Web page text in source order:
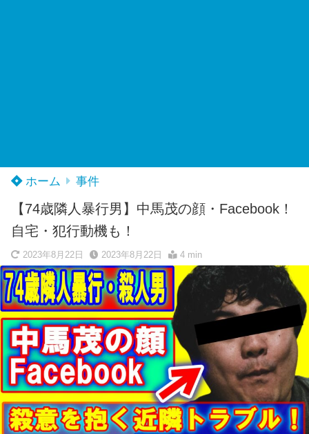
ホーム 事件
【74歳隣人暴行男】中馬茂の顔・Facebook！
自宅・犯行動機も！
2023年8月22日 2023年8月22日 4 min